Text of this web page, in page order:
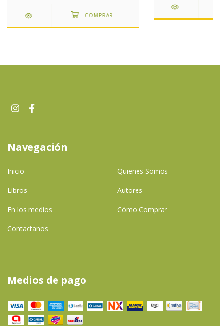
Navegación
Inicio Quienes Somos
Libros Autores
En los medios Cómo Comprar
Contactanos
Medios de pago